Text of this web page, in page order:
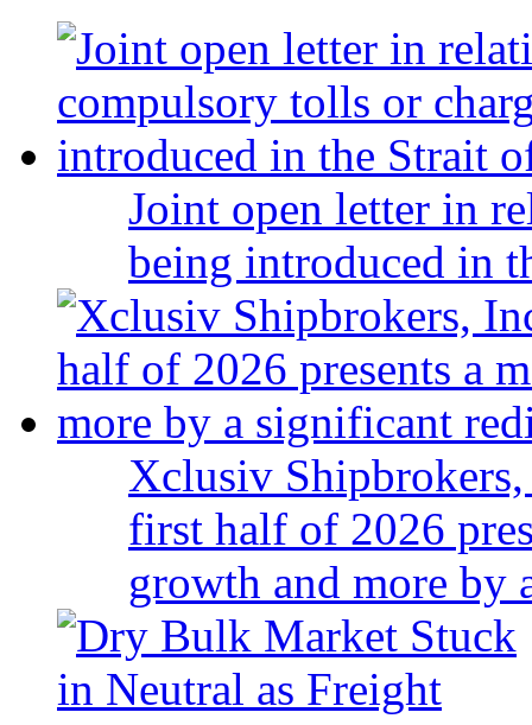
Joint open letter in
being introduced in
Xclusiv
first half of 2026
growth and more